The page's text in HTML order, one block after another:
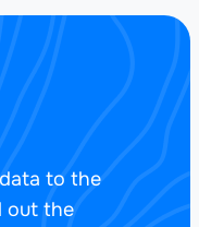
to the
out the